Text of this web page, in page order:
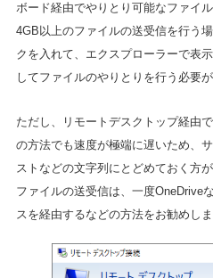
ボード経由でやりとり可能なファイ
4GB以上のファイルの送受信を行う
クを入れて、エクスプローラーで表
してファイルのやりとりを行う必要が
ただし、リモートデスクトップ経由
の方法でも速度が極端に遅いため、
ストなどの文字列にとどめておく方
ファイルの送受信は、一度OneDrive
スを経由するなどの方法をお勧めしま